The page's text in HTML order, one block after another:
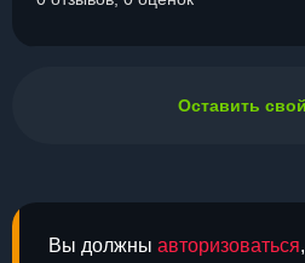
Вы должны авторизоваться
Оставить